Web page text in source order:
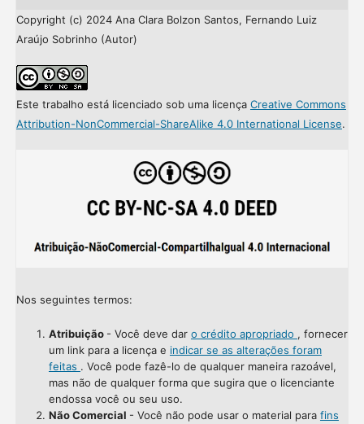
Copyright (c) 2024 Ana Clara Bolzon Santos, Fernando Luiz
Araújo Sobrinho (Autor)
Este trabalho está licenciado sob uma licença Creative Commons
Attribution-NonCommercial-ShareAlike 4.0 International License.
Nos seguintes termos:
Atribuição - Você deve dar o crédito apropriado , fornecer
um link para a licença e indicar se as alterações foram
feitas . Você pode fazê-lo de qualquer maneira razoável,
mas não de qualquer forma que sugira que o licenciante
endossa você ou seu uso.
Não Comercial - Você não pode usar o material para fins